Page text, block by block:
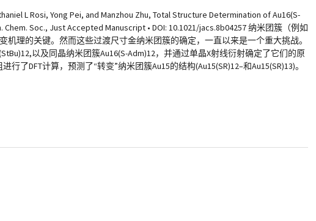
L Rosi, Yong Pei, and Manzhou Zhu, Total Structure Determination of Au16(S-
Soc., Just Accepted Manuscript • DOI: 10.1021/jacs.8b04257 纳米团簇（例如
理的关键。然而这些过渡尺寸金纳米团簇的确定，一直以来是一个重大挑战。
以及同晶纳米团簇Au16(S-Adm)12，并通过单晶X射线衍射确定了它们的原
了DFT计算，预测了“转变”纳米团簇Au15的结构(Au15(SR)12–和Au15(SR)13)。